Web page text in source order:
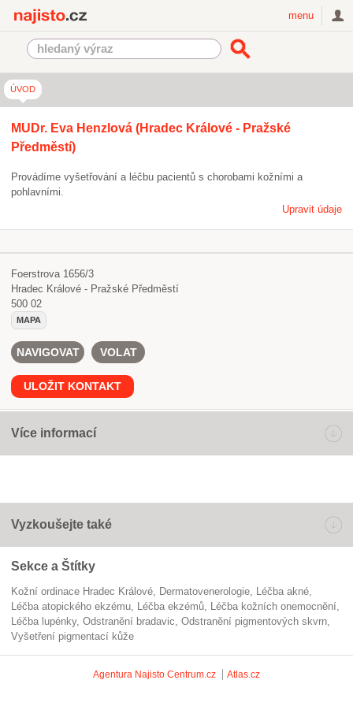
menu
ÚVOD
MUDr. Eva Henzlová (Hradec Králové - Pražské
Předměstí)
Provádíme vyšetřování a léčbu pacientů s chorobami kožními a
pohlavními.
Upravit údaje
Foerstrova 1656/3
Hradec Králové - Pražské Předměstí
500 02
MAPA
NAVIGOVAT VOLAT
ULOŽIT KONTAKT
Více informací
Vyzkoušejte také
Sekce a Štítky
Kožní ordinace Hradec Králové dermatovenerologie
léčba akné
léčba atopického ekzému
léčba ekzémů
léčba kožních onemocnění
léčba lupénky
odstranění bradavic
odstranění pigmentových skvrn
vyšetření pigmentací kůže
Agentura Najisto Centrum.cz Atlas.cz